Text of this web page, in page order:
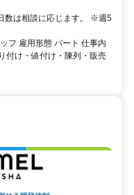
数は相談に応じます。 ※週5
フ 雇用形態 パート 仕事内
付け・値付け・陳列・販売